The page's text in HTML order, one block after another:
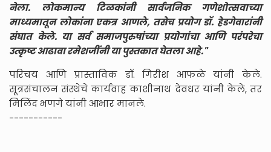
नेला. लोकमान्य टिळकांनी सार्वजनिक गणेशोत्सवाच्या
माध्यमातून लोकांना एकत्र आणले, तसेच प्रयोग डॉ. हेडगेवारांनी
संघात केले. या सर्व समाजपुरुषांच्या प्रयोगांचा आणि परंपरेचा
उत्कृष्ट आढावा रमेशजींनी या पुस्तकात घेतला आहे."
परिचय आणि प्रास्ताविक डॉ. गिरीश आफळे यांनी केले.
सूत्रसंचालन संस्थेचे कार्यवाह काशीनाथ देवधर यांनी केले, तर
मिलिंद भणगे यांनी आभार मानले.
-----------